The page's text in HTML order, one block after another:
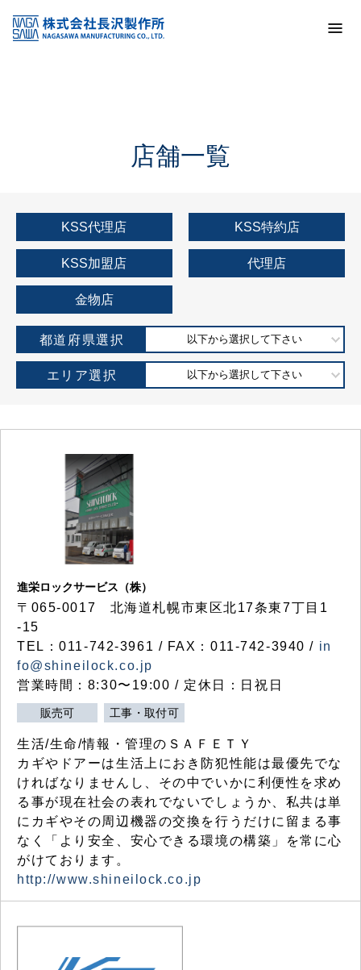
KSS加盟店・取扱店情報
店舗一覧
店舗一覧
KSS代理店 KSS特約店
KSS加盟店 代理店
金物店
都道府県選択 以下から選択して下さい
エリア選択 以下から選択して下さい
進栄ロックサービス（株）
〒065-0017 北海道札幌市東区北17条東7丁目1
-15
TEL：011-742-3961 / FAX：011-742-3940 / in
fo@shineilock.co.jp
営業時間：8:30〜19:00 / 定休日：日祝日
販売可 工事・取付可
生活/生命/情報・管理のＳＡＦＥＴＹ
カギやドアーは生活上におき防犯性能は最優先でな
ければなりませんし、その中でいかに利便性を求め
る事が現在社会の表れでないでしょうか、私共は単
にカギやその周辺機器の交換を行うだけに留まる事
なく「より安全、安心できる環境の構築」を常に心
がけております。
http://www.shineilock.co.jp